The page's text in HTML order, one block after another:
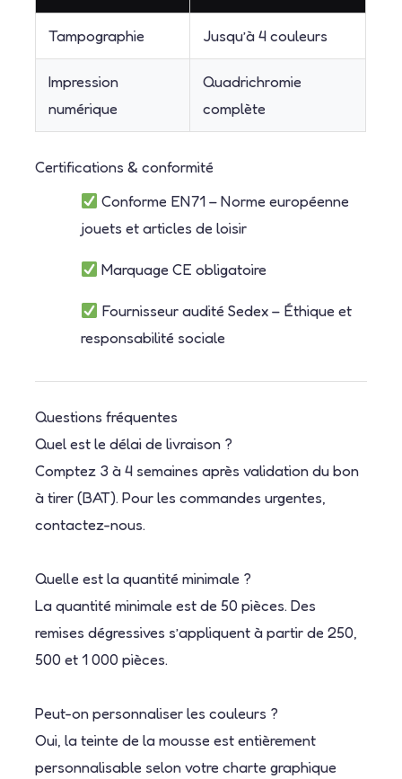
Tampographie Jusqu’à 4 couleurs
Impression
numérique
Quadrichromie
complète
Certifications & conformité
Conforme EN71 – Norme européenne
jouets et articles de loisir
Marquage CE obligatoire
Fournisseur audité Sedex – Éthique et
responsabilité sociale
Questions fréquentes
Quel est le délai de livraison ?
Comptez 3 à 4 semaines après validation du bon
à tirer (BAT). Pour les commandes urgentes,
contactez-nous.
Quelle est la quantité minimale ?
La quantité minimale est de 50 pièces. Des
remises dégressives s’appliquent à partir de 250,
500 et 1 000 pièces.
Peut-on personnaliser les couleurs ?
Oui, la teinte de la mousse est entièrement
personnalisable selon votre charte graphique